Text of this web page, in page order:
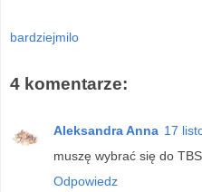
bardziejmilo
4 komentarze:
Aleksandra Anna 17
muszę wybrać się do
Odpowiedz